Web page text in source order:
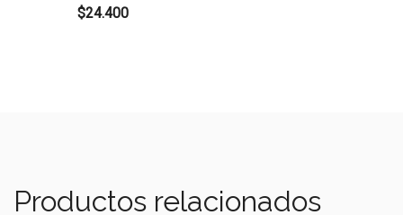
$24.400
Productos relacionados